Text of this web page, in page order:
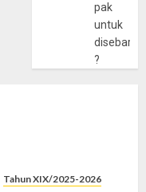
pak
untuk
?
Tahun XIX/2025-2026